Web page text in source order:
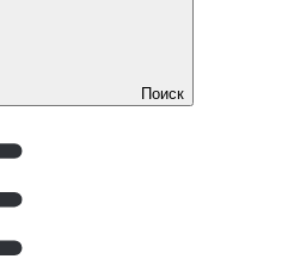
Поиск